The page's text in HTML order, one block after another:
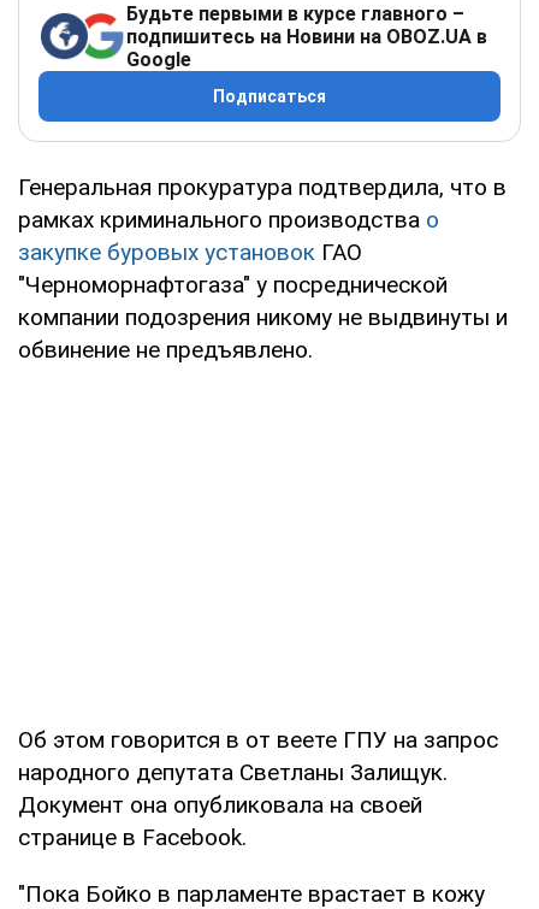
Будьте первыми в курсе главного –
подпишитесь на Новини на OBOZ.UA в
Google
Подписаться
Генеральная прокуратура подтвердила, что в
рамках криминального производства о
закупке буровых установок ГАО
"Черноморнафтогаза" у посреднической
компании подозрения никому не выдвинуты и
обвинение не предъявлено.
Об этом говорится в от веете ГПУ на запрос
народного депутата Светланы Залищук.
Документ она опубликовала на своей
странице в Facebook.
"Пока Бойко в парламенте врастает в кожу